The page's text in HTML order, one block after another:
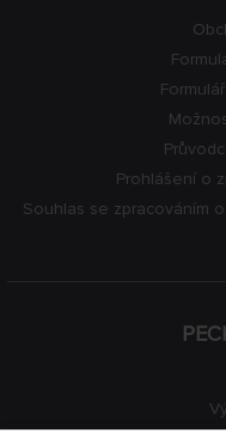
Prohlášení o
Souhlas se zpracováním